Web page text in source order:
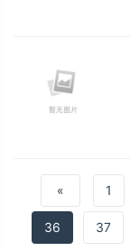
« 1
36 37